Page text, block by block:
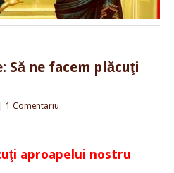
Să ne facem plăcuţi
1 Comentariu
aproapelui nostru